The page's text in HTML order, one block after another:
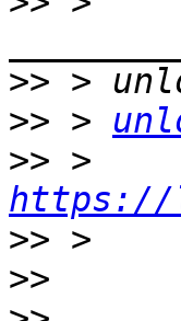
>>
>> >
>>
https://
>>
>>